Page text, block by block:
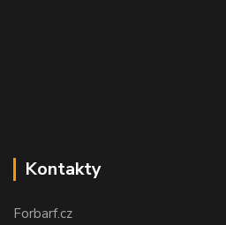
Kontakty
Forbarf.cz